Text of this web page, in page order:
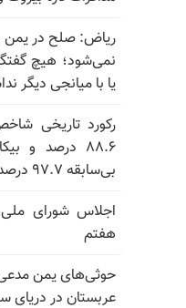
ریاض: صلح در یمن
نمی‌شود؛ هیچ
یا با میانجی دیگر
رکورد تاریخی
بی‌سابقه ۹۷.۷ درصد رسید
اجلاس شورای
هفتم
حوثی‌های یمن
عربستان در دریای